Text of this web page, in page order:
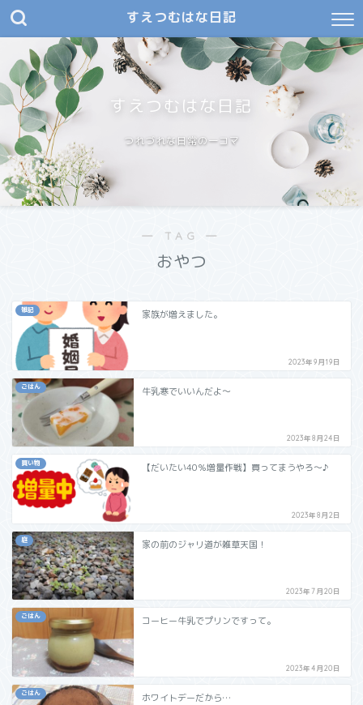
すえつむはな日記
すえつむはな日記
つれづれな日常の一コマ
― TAG ―
おやつ
雑記 家族が増えました。
2023年9月19日
ごはん 牛乳寒でいいんだよ～
2023年8月24日
買い物 【だいたい40％増量作戦】買ってまうやろ～♪
2023年8月2日
庭 家の前のジャリ道が雑草天国！
2023年7月20日
ごはん コーヒー牛乳でプリンですって。
2023年4月20日
ごはん ホワイトデーだから…